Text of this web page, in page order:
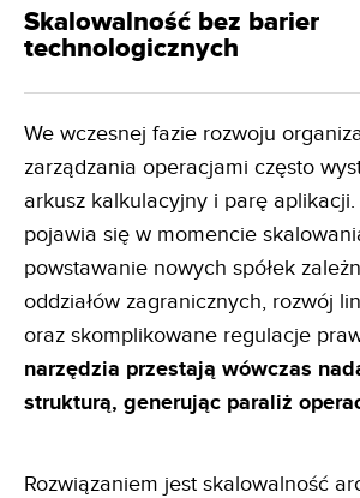
Skalowalność bez barier
technologicznych
We wczesnej fazie rozwoju
zarządzania operacjami często
arkusz kalkulacyjny i parę
pojawia się w momencie
powstawanie nowych spółek
oddziałów zagranicznych, rozwój
oraz skomplikowane regulacje
narzędzia przestają wówczas
strukturą, generując paraliż
Rozwiązaniem jest skalowalność